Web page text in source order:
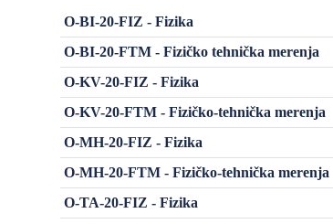
O-BI-20-FIZ - Fizika
O-BI-20-FTM - Fizičko tehnička merenja
O-KV-20-FIZ - Fizika
O-KV-20-FTM - Fizičko-tehnička merenja
O-MH-20-FIZ - Fizika
O-MH-20-FTM - Fizičko-tehnička merenja
O-TA-20-FIZ - Fizika